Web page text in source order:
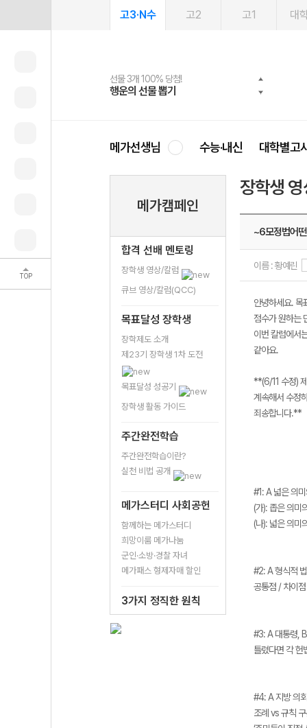
TOP
고3·N수 고2 고1 대
선물 3개 100% 당첨!
행운의 선물 뽑기
선물 100% 증정!
메가스터디 X 올리브
2027 러셀 단과
강사 공개선발
스마트러닝앱
설문 EVENT
메가패스
3일 무료 체험권
메가패스 수강생 무료혜택!
메가클럽 멤버십
사회공헌 캠페인
희망이룸 메가나눔
메가선생님 수능·내신 대학별고
메가캠페인
합격 선배 멘토링
장학생 영상/칼럼
큐브 영상/칼럼(QCC)
목표달성 장학생
장학제도 소개
제23기 장학생 1차 도전
목표달성 성공기
장학생 활동 가이드
주간완전학습
주간완전학습이란?
실천 비법 공개
메가스터디 사회공헌
함께하는 메가스터디
희망이룸 메가나눔
군인·소방·경찰 자녀
메가패스 형제자매 할인
3가지 정직한 원칙
장학생
~6모정법어
이름 : 황예린
안녕하세요. 목
점수가 원하는
이번 칼럼에서
같아요.
**(6/11 수정)
계속해서 수정
죄송합니다.**
#1: A 넓은 의
(가): 좁은 의미
(나): 넓은 의미
#2: A 형식적
공통점 / 차이
#3: A 대통령,
틀렸다면 각 헌
#4: A 지방 의
조례 vs 규칙